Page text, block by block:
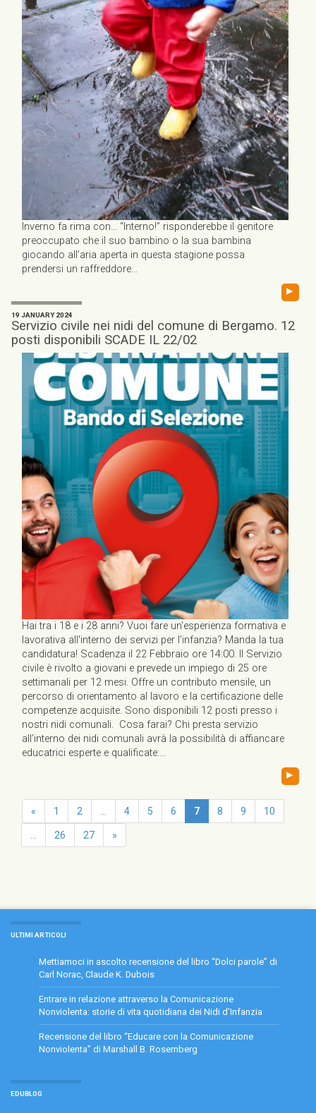
Inverno fa rima con… “Interno!” risponderebbe il genitore
preoccupato che il suo bambino o la sua bambina
giocando all’aria aperta in questa stagione possa
prendersi un raffreddore…
▸
19 JANUARY 2024
Servizio civile nei nidi del comune di Bergamo. 12
posti disponibili SCADE IL 22/02
Hai tra i 18 e i 28 anni? Vuoi fare un'esperienza formativa e
lavorativa all'interno dei servizi per l'infanzia? Manda la tua
candidatura! Scadenza il 22 Febbraio ore 14:00. Il Servizio
civile è rivolto a giovani e prevede un impiego di 25 ore
settimanali per 12 mesi. Offre un contributo mensile, un
percorso di orientamento al lavoro e la certificazione delle
competenze acquisite. Sono disponibili 12 posti presso i
nostri nidi comunali. Cosa farai? Chi presta servizio
all’interno dei nidi comunali avrà la possibilità di affiancare
educatrici esperte e qualificate:...
▸
« 1 2 4 5 6 7 8 9 10
26 27 »
ULTIMI ARTICOLI
Mettiamoci in ascolto recensione del libro “Dolci parole” di
Carl Norac, Claude K. Dubois
Entrare in relazione attraverso la Comunicazione
Nonviolenta: storie di vita quotidiana dei Nidi d’Infanzia
Recensione del libro “Educare con la Comunicazione
Nonviolenta” di Marshall B. Rosemberg
EDUBLOG